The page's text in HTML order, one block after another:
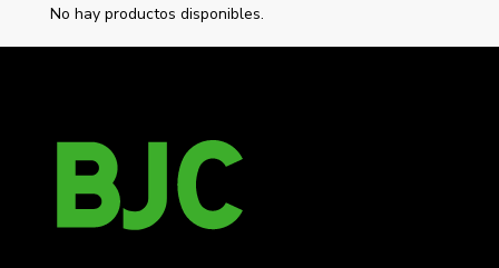
No hay productos disponibles.